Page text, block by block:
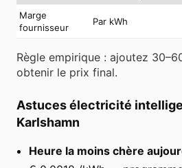
Marge
fournisseur
Par kWh
Règle empirique : ajoutez
obtenir le prix final.
Astuces électricité
Karlshamn
Heure la moins chère